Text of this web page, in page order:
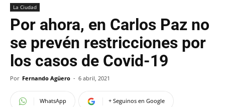
La Ciudad
Por ahora, en Carlos Paz no
se prevén restricciones por
los casos de Covid-19
Por Fernando Agüero - 6 abril, 2021
WhatsApp + Seguinos en Google